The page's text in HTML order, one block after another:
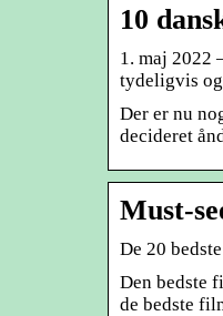
10
1. maj 2022
tydeligvis
Der er nu
decideret
Must-
De 20
Den bedste
de bedste